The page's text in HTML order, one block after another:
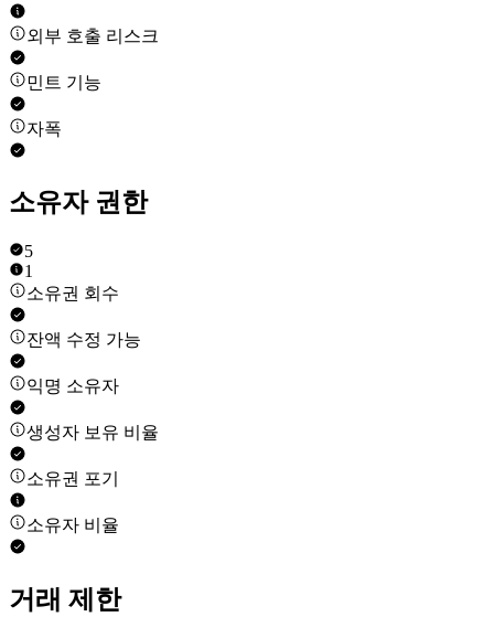
외부 호출 리스크
민트 기능
자폭
소유자 권한
5
1
소유권 회수
잔액 수정 가능
익명 소유자
생성자 보유 비율
소유권 포기
소유자 비율
거래 제한